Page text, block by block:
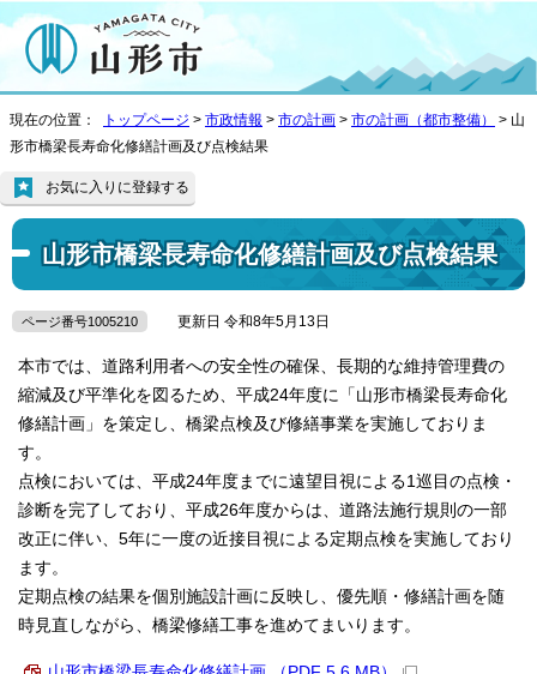
現在の位置： トップページ > 市政情報 > 市の計画 > 市の計画（都市整備）
> 山
形市橋梁長寿命化修繕計画及び点検結果
山形市橋梁長寿命化修繕計画及び点検結果
お気に入りに登録する
ページ番号1005210 更新日 令和8年5月13日
本市では、道路利用者への安全性の確保、長期的な維持管理費の
縮減及び平準化を図るため、平成24年度に「山形市橋梁長寿命化
修繕計画」を策定し、橋梁点検及び修繕事業を実施しておりま
す。
点検においては、平成24年度までに遠望目視による1巡目の点検・
診断を完了しており、平成26年度からは、道路法施行規則の一部
改正に伴い、5年に一度の近接目視による定期点検を実施しており
ます。
定期点検の結果を個別施設計画に反映し、優先順・修繕計画を随
時見直しながら、橋梁修繕工事を進めてまいります。